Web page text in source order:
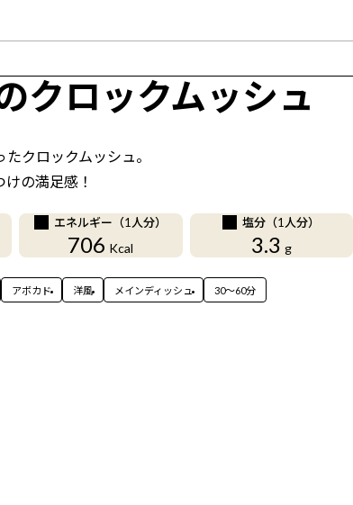
クロックムッシュ
クロックムッシュ。
の満足感！
エネルギー（1人分）
706 Kcal
塩分（1人分）
3.3 g
アボカド 洋風 メインディッシュ 30〜60分